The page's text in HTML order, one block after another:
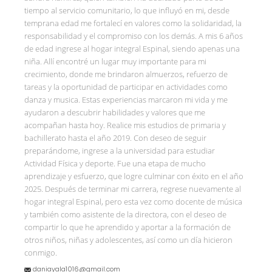
tiempo al servicio comunitario, lo que influyó en mi, desde
temprana edad me fortalecí en valores como la solidaridad, la
responsabilidad y el compromiso con los demás. A mis 6 años
de edad ingrese al hogar integral Espinal, siendo apenas una
niña. Allí encontré un lugar muy importante para mi
crecimiento, donde me brindaron almuerzos, refuerzo de
tareas y la oportunidad de participar en actividades como
danza y musica. Estas experiencias marcaron mi vida y me
ayudaron a descubrir habilidades y valores que me
acompañan hasta hoy. Realice mis estudios de primaria y
bachillerato hasta el año 2019. Con deseo de seguir
preparándome, ingrese a la universidad para estudiar
Actividad Física y deporte. Fue una etapa de mucho
aprendizaje y esfuerzo, que logre culminar con éxito en el año
2025. Después de terminar mi carrera, regrese nuevamente al
hogar integral Espinal, pero esta vez como docente de música
y también como asistente de la directora, con el deseo de
compartir lo que he aprendido y aportar a la formación de
otros niños, niñas y adolescentes, así como un día hicieron
conmigo.
daniayala1016@gmail.com